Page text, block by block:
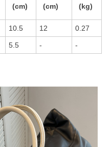
(cm)
(cm)
(kg)
10.5 12 0.27
5.5 - -